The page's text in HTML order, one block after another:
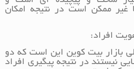
غیر ممکن است در نتیجه امکان
افراد:
بازار بیت کوین این است که دو
نیستند در نتیجه پیگیری افراد